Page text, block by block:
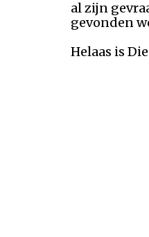
al zijn
gevonden
Helaas is